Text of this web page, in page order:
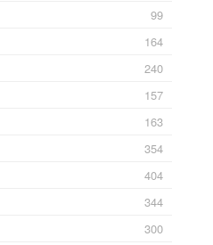
99
164
240
157
163
354
404
344
300